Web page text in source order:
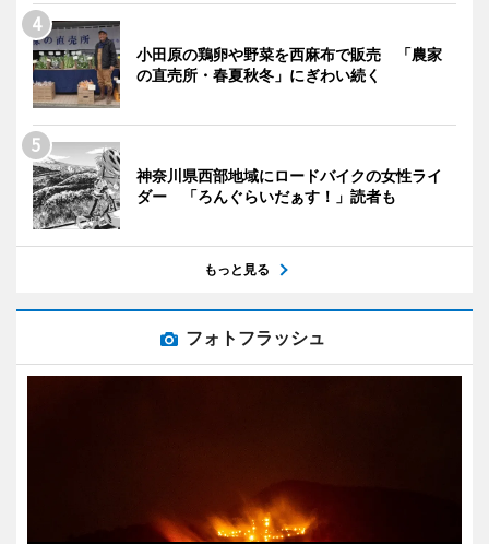
小田原の鶏卵や野菜を西麻布で販売 「農家
の直売所・春夏秋冬」にぎわい続く
神奈川県西部地域にロードバイクの女性ライ
ダー 「ろんぐらいだぁす！」読者も
もっと見る
フォトフラッシュ